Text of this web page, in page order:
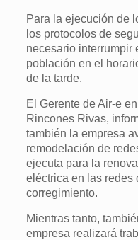
Para la ejecución de
los protocolos de
necesario interrumpir
población en el
de la tarde.
El Gerente de Air-e
Rincones Rivas,
también la empresa
remodelación de
ejecuta para la
eléctrica en las redes
corregimiento.
Mientras tanto,
empresa realizará